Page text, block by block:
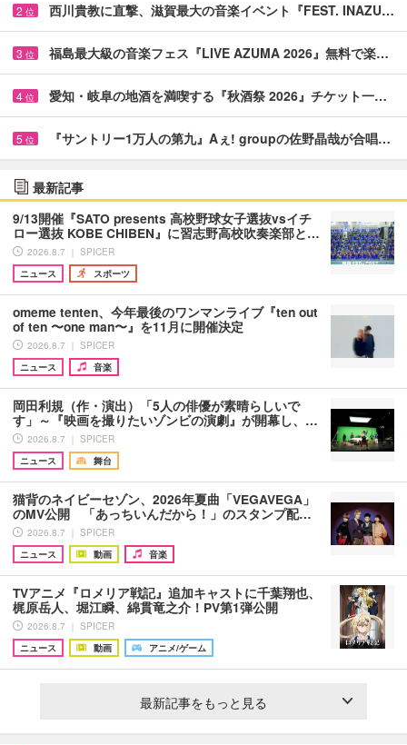
2 位 西川貴教に直撃、滋賀最大の音楽イベント『FEST. INAZU…
3 位 福島最大級の音楽フェス『LIVE AZUMA 2026』無料で楽…
4 位 愛知・岐阜の地酒を満喫する『秋酒祭 2026』チケット一…
5 位 『サントリー1万人の第九』Aぇ! groupの佐野晶哉が合唱…
最新記事
9/13開催『SATO presents 高校野球女子選抜vsイチ
ロー選抜 KOBE CHIBEN』に習志野高校吹奏楽部と…
2026.8.7 ｜ SPICER
ニュース
スポーツ
omeme tenten、今年最後のワンマンライブ『ten out
of ten 〜one man〜』を11月に開催決定
2026.8.7 ｜ SPICER
ニュース
音楽
岡田利規（作・演出）「5人の俳優が素晴らしいで
す」～『映画を撮りたいゾンビの演劇』が開幕し、…
2026.8.7 ｜ SPICER
ニュース
舞台
猫背のネイビーセゾン、2026年夏曲「VEGAVEGA」
のMV公開 「あっちいんだから！」のスタンプ配…
2026.8.7 ｜ SPICER
ニュース
動画 音楽
TVアニメ『ロメリア戦記』追加キャストに千葉翔也、
梶原岳人、堀江瞬、綿貫竜之介！PV第1弾公開
2026.8.7 ｜ SPICER
ニュース
動画 アニメ/ゲーム
最新記事をもっと見る